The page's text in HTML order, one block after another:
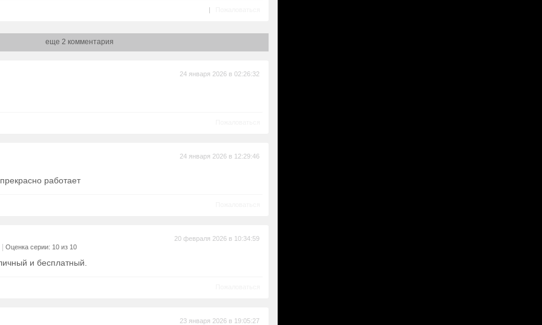
|
еще 2 комментария
24 января 2026 в 02:26:32
24 января 2026 в 12:29:46
работает
Оценка серии: 10 из 10
20 февраля 2026 в 10:34:59
и бесплатный.
23 января 2026 в 19:05:27